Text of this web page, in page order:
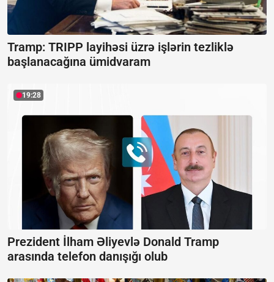
Tramp: TRIPP layihəsi üzrə işlərin tezliklə
başlanacağına ümidvaram
19:28
Prezident İlham Əliyevlə Donald Tramp
arasında telefon danışığı olub